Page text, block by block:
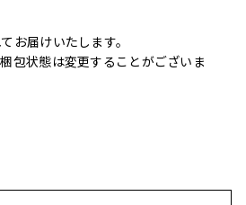
お届けいたします。
包状態は変更することがございま